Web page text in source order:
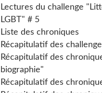
Lectures du challenge
LGBT" # 5
Liste des chroniques
Récapitulatif des
Récapitulatif des
biographie"
Récapitulatif des